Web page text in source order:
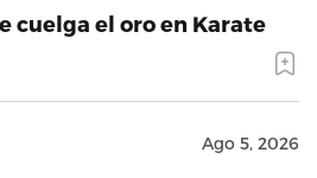
cuelga el oro en Karate
Ago 5, 2026